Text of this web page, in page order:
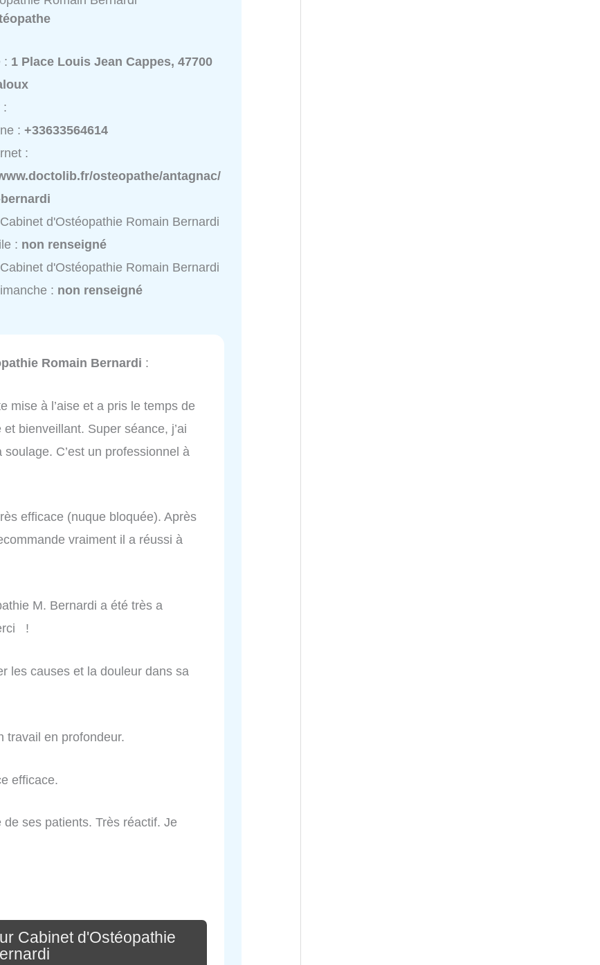
: 1 Place Louis Jean Cappes, 47700
:
:+33633564614
:
osteopathe/antagnac/
d'Ostéopathie Romain Bernardi
: non renseigné
d'Ostéopathie Romain Bernardi
: non renseigné
Romain Bernardi :
mise à l’aise et a pris le temps de
bienveillant. Super séance, j’ai
C’est un professionnel à
efficace (nuque bloquée). Après
vraiment il a réussi à
M. Bernardi a été très a
!
les causes et la douleur dans sa
travail en profondeur.
efficace.
ses patients. Très réactif. Je
Cabinet d'Ostéopathie